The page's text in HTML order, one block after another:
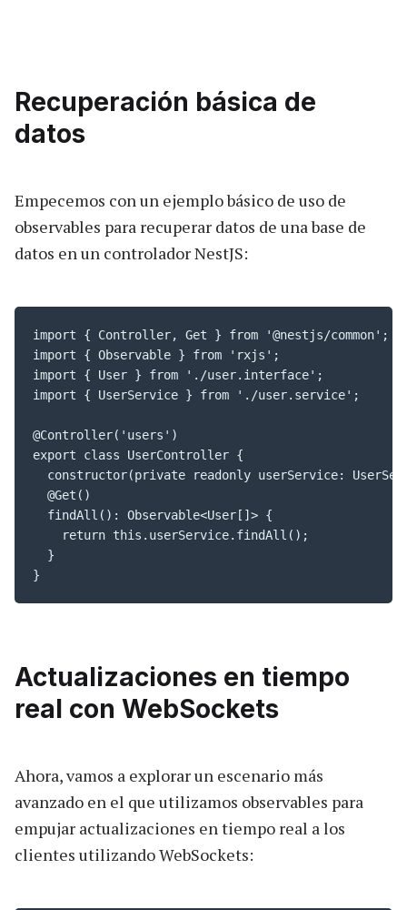
Recuperación básica de
datos
Empecemos con un ejemplo básico de uso de
observables para recuperar datos de una base de
datos en un controlador NestJS:
import { Controller, Get } from '@nestjs/common';
import { Observable } from 'rxjs';
import { User } from './user.interface';
import { UserService } from './user.service';
@Controller('users')
export class UserController {
constructor(private readonly userService:
  @Get()
  findAll(): Observable<User[]> {
    return this.userService.findAll();
  }
}
Actualizaciones en tiempo
real con WebSockets
Ahora, vamos a explorar un escenario más
avanzado en el que utilizamos observables para
empujar actualizaciones en tiempo real a los
clientes utilizando WebSockets: